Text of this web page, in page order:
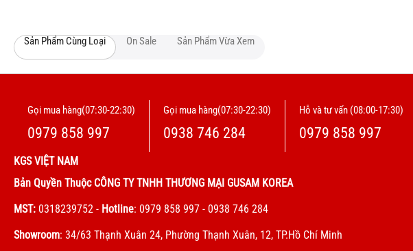
Sản Phẩm Cùng Loại On Sale Sản Phẩm Vừa Xem
Gọi mua hàng(07:30-22:30)
0979 858 997
Gọi mua hàng(07:30-22:30)
0938 746 284
Hỗ và tư vấn (08:00-17:30)
0979 858 997
KGS VIỆT NAM
Bản Quyền Thuộc CÔNG TY TNHH THƯƠNG MẠI GUSAM KOREA
MST: 0318239752 - Hotline: 0979 858 997 - 0938 746 284
Showroom: 34/63 Thạnh Xuân 24, Phường Thạnh Xuân, 12, TP.Hồ Chí Minh